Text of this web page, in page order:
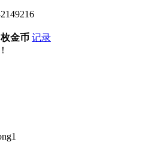
枚金币 记录